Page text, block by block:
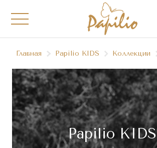
Главная Papilio KIDS Коллекции
Papilio KIDS